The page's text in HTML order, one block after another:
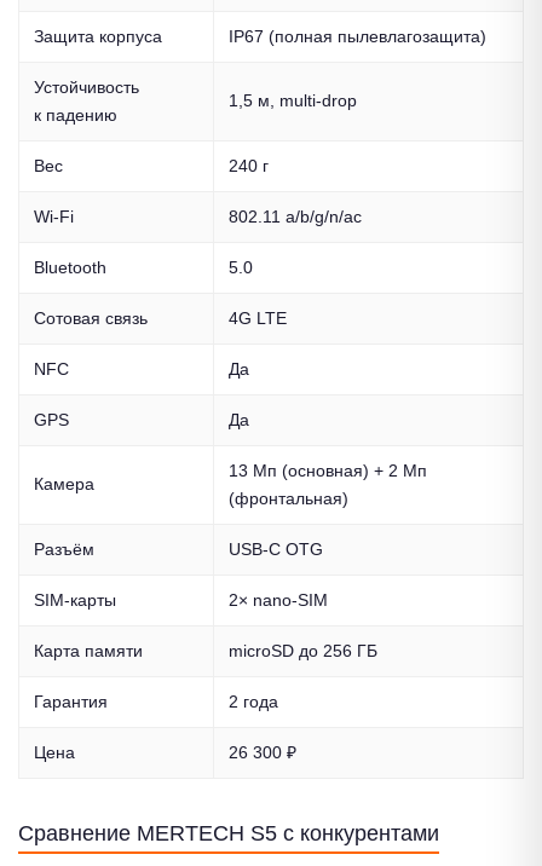
Защита корпуса IP67 (полная пылевлагозащита)
Устойчивость
к падению
1,5 м, multi-drop
Вес 240 г
Wi-Fi 802.11 a/b/g/n/ac
Bluetooth 5.0
Сотовая связь 4G LTE
NFC Да
GPS Да
Камера
13 Мп (основная) + 2 Мп
(фронтальная)
Разъём USB-C OTG
SIM-карты 2× nano-SIM
Карта памяти microSD до 256 ГБ
Гарантия 2 года
Цена 26 300 ₽
Сравнение MERTECH S5 с конкурентами